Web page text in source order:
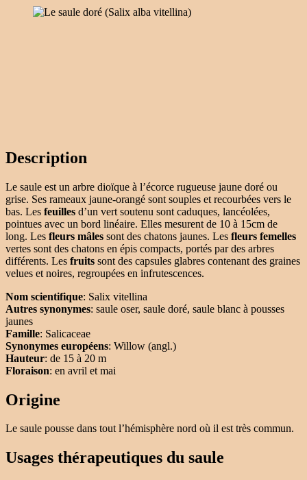
Description
Le saule est un arbre dioïque à l’écorce rugueuse jaune doré ou
grise. Ses rameaux jaune-orangé sont souples et recourbées vers le
bas. Les feuilles d’un vert soutenu sont caduques, lancéolées,
pointues avec un bord linéaire. Elles mesurent de 10 à 15cm de
long. Les fleurs mâles sont des chatons jaunes. Les fleurs femelles
vertes sont des chatons en épis compacts, portés par des arbres
différents. Les fruits sont des capsules glabres contenant des graines
velues et noires, regroupées en infrutescences.
Nom scientifique: Salix vitellina
Autres synonymes: saule oser, saule doré, saule blanc à pousses
jaunes
Famille: Salicaceae
Synonymes européens: Willow (angl.)
Hauteur: de 15 à 20 m
Floraison: en avril et mai
Origine
Le saule pousse dans tout l’hémisphère nord où il est très commun.
Usages thérapeutiques du saule